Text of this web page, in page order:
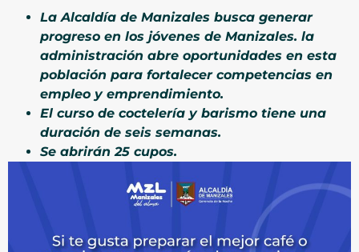
La Alcaldía de Manizales busca generar
progreso en los jóvenes de Manizales. la
administración abre oportunidades en esta
población para fortalecer competencias en
empleo y emprendimiento.
El curso de coctelería y barismo tiene una
duración de seis semanas.
Se abrirán 25 cupos.